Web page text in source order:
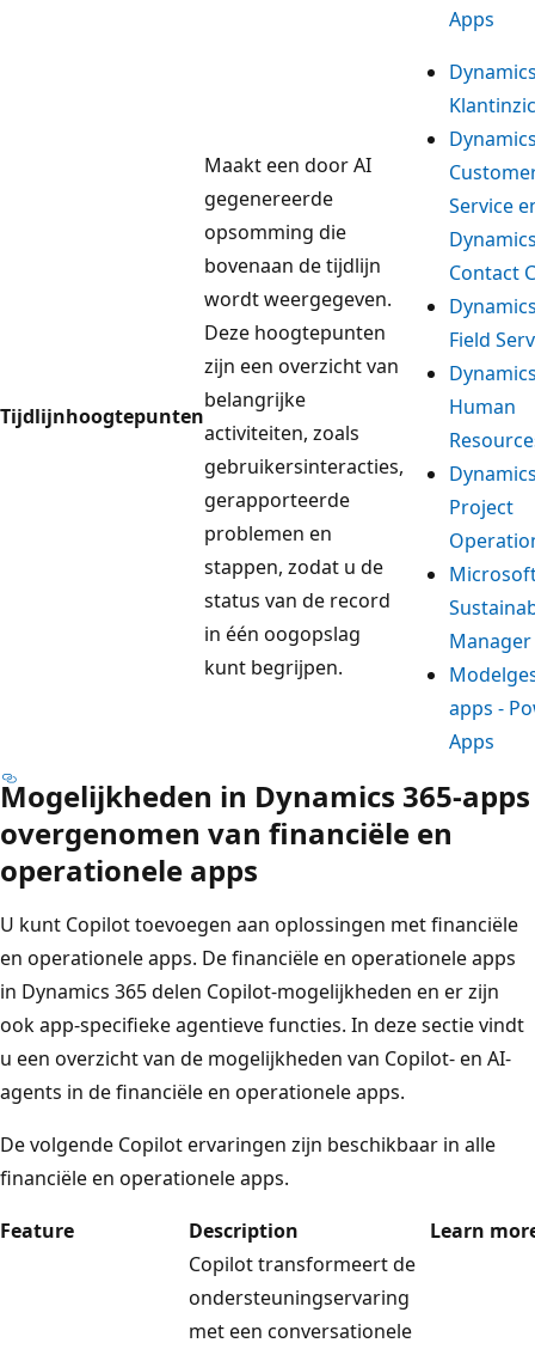
Apps
Tijdlijnhoogtepunten
Maakt een door AI
gegenereerde
opsomming die
bovenaan de tijdlijn
wordt weergegeven.
Deze hoogtepunten
zijn een overzicht van
belangrijke
activiteiten, zoals
gebruikersinteracties,
gerapporteerde
problemen en
stappen, zodat u de
status van de record
in één oogopslag
kunt begrijpen.
Service
Contact
Field
Human
Project
Manager
apps -
Apps
Mogelijkheden in Dynamics 365-apps
overgenomen van financiële en
operationele apps
U kunt Copilot toevoegen aan oplossingen met financiële
en operationele apps. De financiële en operationele apps
in Dynamics 365 delen Copilot-mogelijkheden en er zijn
ook app-specifieke agentieve functies. In deze sectie vindt
u een overzicht van de mogelijkheden van Copilot- en AI-
agents in de financiële en operationele apps.
De volgende Copilot ervaringen zijn beschikbaar in alle
financiële en operationele apps.
Feature
Description Learn
Copilot transformeert de
ondersteuningservaring
met een conversationele